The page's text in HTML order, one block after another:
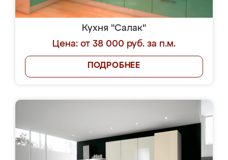
Кухня "Салак"
Цена: от 38 000 руб. за п.м.
ПОДРОБНЕЕ